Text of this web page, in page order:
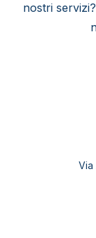
nostri servizi?
Via